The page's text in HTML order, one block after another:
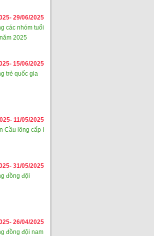
29/06/2025
các nhóm tuổi
2025
15/06/2025
trẻ quốc gia
11/05/2025
Cầu lông cấp I
31/05/2025
đồng đội
26/04/2025
đồng đội nam